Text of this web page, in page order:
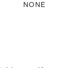
NONE